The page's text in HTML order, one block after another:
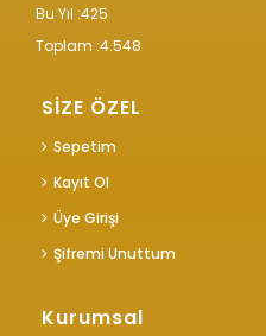
Bu Yıl :425
Toplam :4.548
SİZE ÖZEL
Sepetim
Kayıt Ol
Üye Girişi
Şifremi Unuttum
Kurumsal